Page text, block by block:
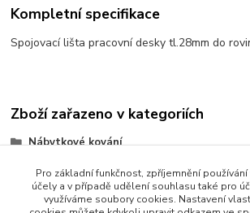
Kompletní specifikace
Spojovací lišta pracovní desky tl.28mm do
Zboží zařazeno v kategoriích
Nábytkové kování
Kování pro pracovní desky
Pro základní funkčnost, zpříjemnění
účely a v případě udělení souhlasu také pro
využíváme soubory cookies. Nastavení